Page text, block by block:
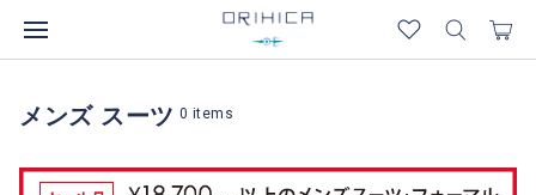
メンズ スーツ 0 items